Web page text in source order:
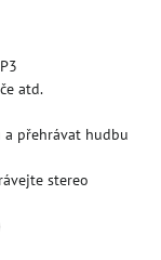
atd.
přehrávat hudbu
stereo